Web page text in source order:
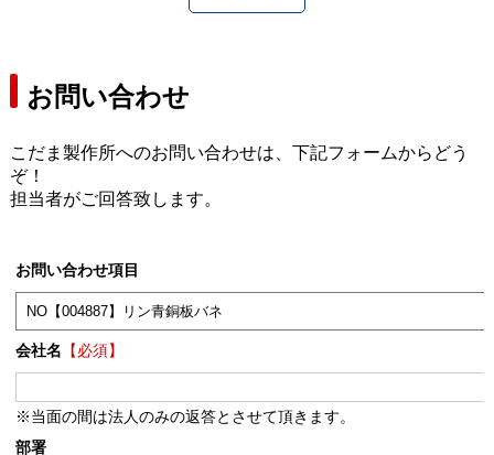
お問い合わせ
こだま製作所へのお問い合わせは、下記フォームからどう
ぞ！
担当者がご回答致します。
お問い合わせ項目
会社名 【必須】
※当面の間は法人のみの返答とさせて頂きます。
部署